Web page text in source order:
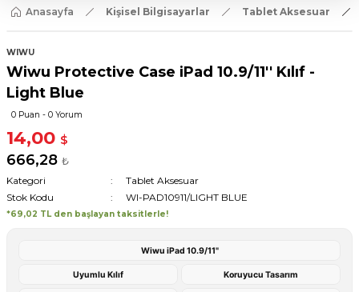
Anasayfa Kişisel Bilgisayarlar Tablet Aksesuar
WIWU
Wiwu Protective Case iPad 10.9/11'' Kılıf -
Light Blue
0 Puan - 0 Yorum
14,00 $
666,28 ₺
Kategori
Tablet Aksesuar
Stok Kodu
WI-PAD10911/LIGHT BLUE
*69,02 TL den başlayan taksitlerle!
Wiwu iPad 10.9/11"
Uyumlu Kılıf Koruyucu Tasarım